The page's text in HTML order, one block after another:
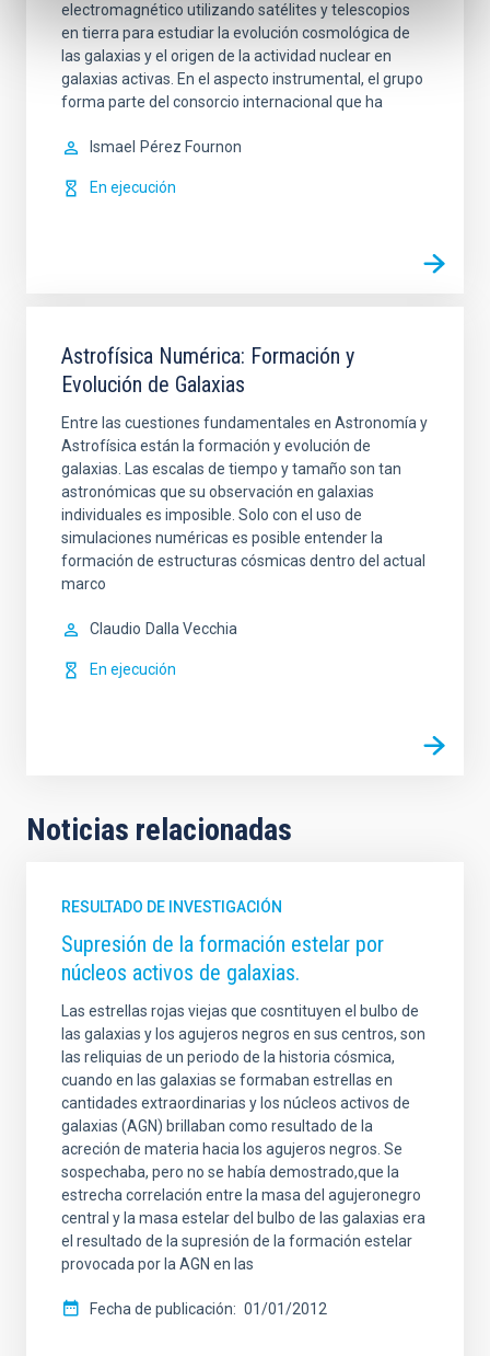
electromagnético utilizando satélites y telescopios
en tierra para estudiar la evolución cosmológica de
las galaxias y el origen de la actividad nuclear en
galaxias activas. En el aspecto instrumental, el grupo
forma parte del consorcio internacional que ha
Ismael Pérez Fournon
En ejecución
Astrofísica Numérica: Formación y
Evolución de Galaxias
Entre las cuestiones fundamentales en Astronomía y
Astrofísica están la formación y evolución de
galaxias. Las escalas de tiempo y tamaño son tan
astronómicas que su observación en galaxias
individuales es imposible. Solo con el uso de
simulaciones numéricas es posible entender la
formación de estructuras cósmicas dentro del actual
marco
Claudio Dalla Vecchia
En ejecución
Noticias relacionadas
RESULTADO DE INVESTIGACIÓN
Supresión de la formación estelar por
núcleos activos de galaxias.
Las estrellas rojas viejas que cosntituyen el bulbo de
las galaxias y los agujeros negros en sus centros, son
las reliquias de un periodo de la historia cósmica,
cuando en las galaxias se formaban estrellas en
cantidades extraordinarias y los núcleos activos de
galaxias (AGN) brillaban como resultado de la
acreción de materia hacia los agujeros negros. Se
sospechaba, pero no se había demostrado,que la
estrecha correlación entre la masa del agujeronegro
central y la masa estelar del bulbo de las galaxias era
el resultado de la supresión de la formación estelar
provocada por la AGN en las
Fecha de publicación 01/01/2012